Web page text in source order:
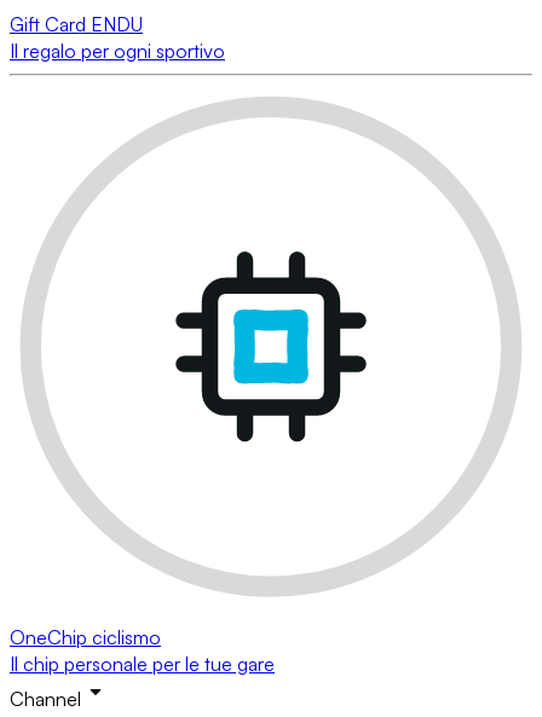
Gift Card ENDU
Il regalo per ogni sportivo
OneChip ciclismo
Il chip personale per le tue gare
Channel